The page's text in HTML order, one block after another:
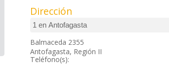
Dirección
Balmaceda 2355
Antofagasta, Región II
Teléfono(s):